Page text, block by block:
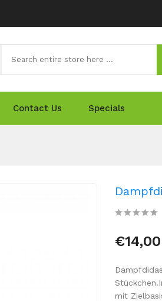
Contact Us Specials
€14,00
mit